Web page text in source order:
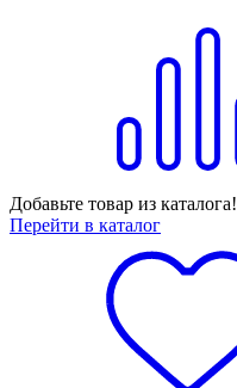
Добавьте товар из каталога!
Перейти в каталог